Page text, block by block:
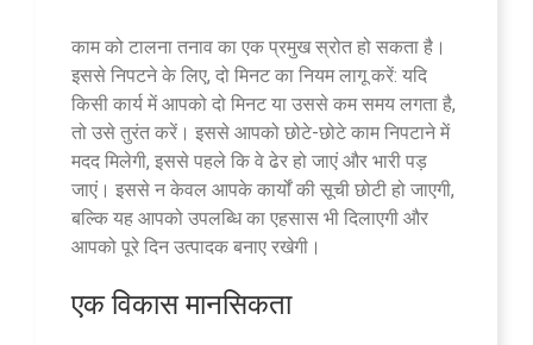
काम को टालना तनाव का एक प्रमुख स्रोत हो सकता है।
इससे निपटने के लिए, दो मिनट का नियम लागू करें: यदि
किसी कार्य में आपको दो मिनट या उससे कम समय लगता है,
तो उसे तुरंत करें। इससे आपको छोटे-छोटे काम निपटाने में
मदद मिलेगी, इससे पहले कि वे ढेर हो जाएं और भारी पड़
जाएं। इससे न केवल आपके कार्यों की सूची छोटी हो जाएगी,
बल्कि यह आपको उपलब्धि का एहसास भी दिलाएगी और
आपको पूरे दिन उत्पादक बनाए रखेगी।
एक विकास मानसिकता